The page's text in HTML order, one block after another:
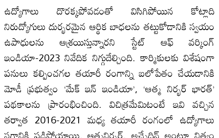
ఉద్యోగాలు దొరక్కపోవడంతో విసిగిపోయిన కోట్లాది
నిరుద్యోగులు దుర్భరమైన ఆర్థిక బాధలను తట్టుకోడానికి స్వయం
ఉపాధులను ఆశ్రయిస్తున్నారని స్టేట్‌ ఆఫ్‌ వర్కింగ్‌
ఇండియా-2023 నివేదిక నిగ్గుదేల్చింది. కార్మికులకు విశేషంగా
పనులు కల్పించగల తయారీ రంగాన్ని బలోపేతం చేయడానికి
మోడీ ప్రభుత్వం ‘మేక్‌ ఇన్‌ ఇండియా’, ‘ఆత్మ నిర్భర్‌ భారత్‌’
పథకాలను ప్రారంభించింది. విచిత్రమేమిటంటే ఇవి వచ్చిన
తర్వాత 2016-2021 మధ్య తయారీ రంగంలో ఉద్యోగాలు